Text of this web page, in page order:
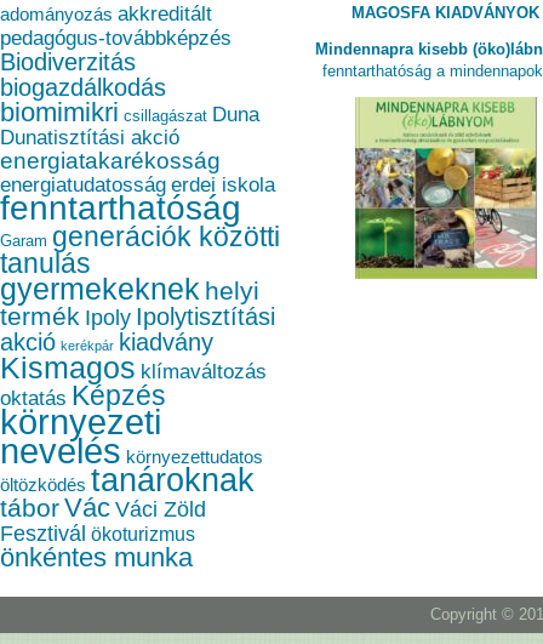
adományozás akkreditált
pedagógus-továbbképzés
Biodiverzitás
biogazdálkodás
biomimikri csillagászat Duna
Dunatisztítási akció
energiatakarékosság
energiatudatosság erdei iskola
fenntarthatóság
Garam generációk közötti
tanulás
gyermekeknek helyi
termék Ipoly Ipolytisztítási
akció kerékpár kiadvány
Kismagos klímaváltozás
oktatás Képzés
környezeti
nevelés környezettudatos
öltözködés tanároknak
táborVác Váci Zöld
Fesztivál ökoturizmus
önkéntes munka
MAGOSFA KIADVÁNYOK
Mindennapra kisebb
fenntarthatóság a
Copyright ©